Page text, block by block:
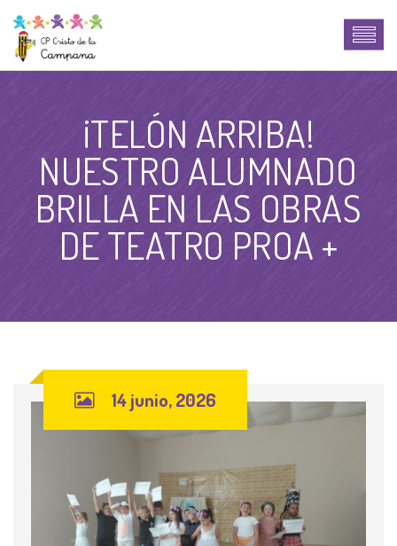
¡TELÓN ARRIBA!
NUESTRO ALUMNADO
BRILLA EN LAS OBRAS
DE TEATRO PROA +
14 junio, 2026